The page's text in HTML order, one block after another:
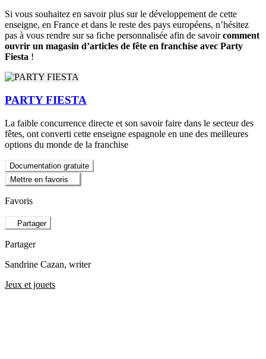
Si vous souhaitez en savoir plus sur le développement de cette
enseigne, en France et dans le reste des pays européens, n’hésitez
pas à vous rendre sur sa fiche personnalisée afin de savoircomment
ouvrir un magasin d’articles de fête en franchise avec Party
Fiesta !
PARTY FIESTA
La faible concurrence directe et son savoir faire dans le secteur des
fêtes, ont converti cette enseigne espagnole en une des meilleures
options du monde de la franchise
Documentation gratuite
Mettre en favoris
Favoris
Partager
Partager
Sandrine Cazan, writer
Jeux et jouets